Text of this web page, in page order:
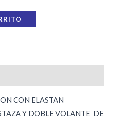
CON ELASTAN
Y DOBLE VOLANTE DE